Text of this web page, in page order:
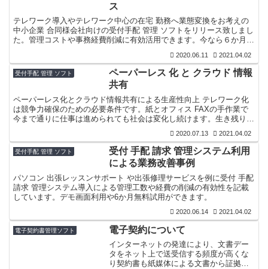
ス
テレワーク導入やテレワーク中心の在宅 勤務へ業態変換をお考えの
中小企業 合同様会社向けの受付手配 管理 ソフトをリリース致しまし
た。管理コストや事務経費削減に有効活用できます。今なら６か月間
2020.06.11 2021.04.02
受付手配 管理 ソフト
ペーパーレス 化 と クラウド 情報
共有
ペーパーレス化とクラウド情報共有による生産性向上 テレワーク化
は競争力確保のための必要条件です。紙とオフィス FAXの手作業で
今まで通りに仕事は進められても社会は変化し続けます。生き残りに
2020.07.13 2021.04.02
受付手配 管理 ソフト
受付 手配 請求 管理システム利用
による業務改善事例
パソコン 出張レッスンサポート や出張修理サービスを例に受付 手配
請求 管理システム導入による管理工数や経費の削減の有効性を記載
しています。デモ画面利用や6か月無料試用ができます。
2020.06.14 2021.04.02
電子契約書管理ソフト 電子契約について
インターネットの発達により、文書デー
タをネット上で送受信する頻度が高くな
り契約書も紙媒体による文書から証拠能